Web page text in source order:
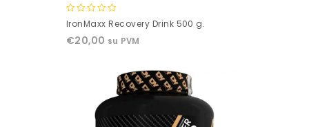
0
of
IronMaxx Recovery Drink 500 g.
€20,00 su PVM